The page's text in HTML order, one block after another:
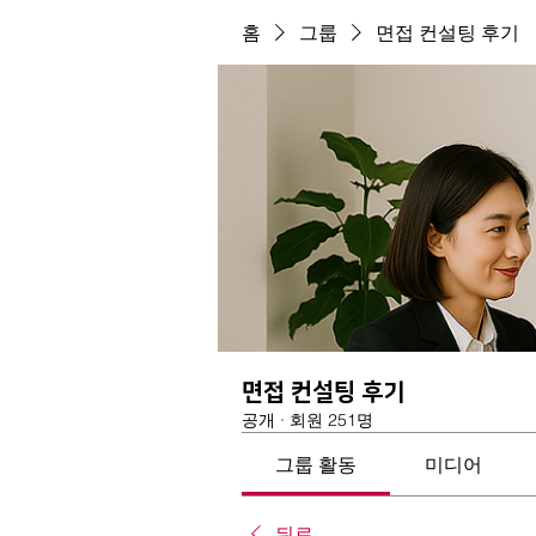
홈 그룹 면접 컨설팅 후기
면접 컨설팅 후기
공개 · 회원 251명
그룹 활동 미디어